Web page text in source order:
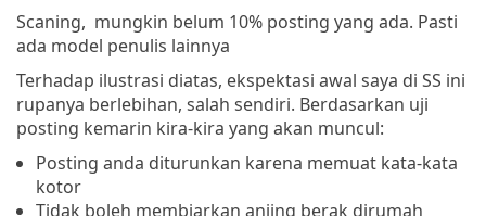
Scaning, mungkin belum 10% posting yang ada. Pasti
ada model penulis lainnya
Terhadap ilustrasi diatas, ekspektasi awal saya di SS ini
rupanya berlebihan, salah sendiri. Berdasarkan uji
posting kemarin kira-kira yang akan muncul:
Posting anda diturunkan karena memuat kata-kata
kotor
Tidak boleh membiarkan anjing berak dirumah